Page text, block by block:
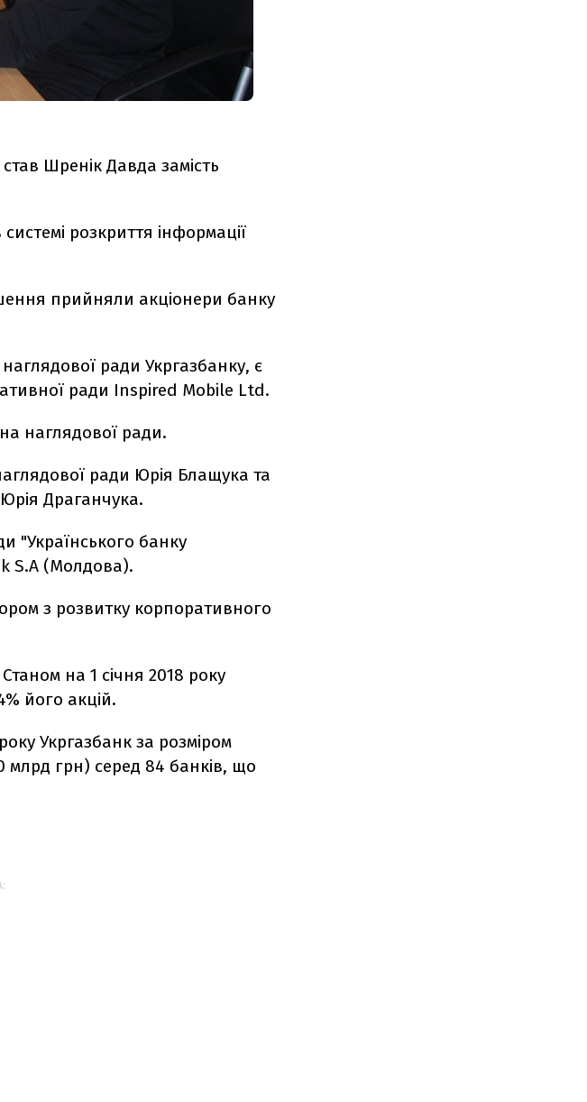
Шренік Давда замість
розкриття інформації
прийняли акціонери банку
ради Укргазбанку, є
ради Inspired Mobile Ltd.
наглядової ради.
ради Юрія Блащука та
Драганчука.
"Українського банку
S.A (Молдова).
з розвитку корпоративного
на 1 січня 2018 року
його акцій.
Укргазбанк за розміром
млрд грн) серед 84 банків, що